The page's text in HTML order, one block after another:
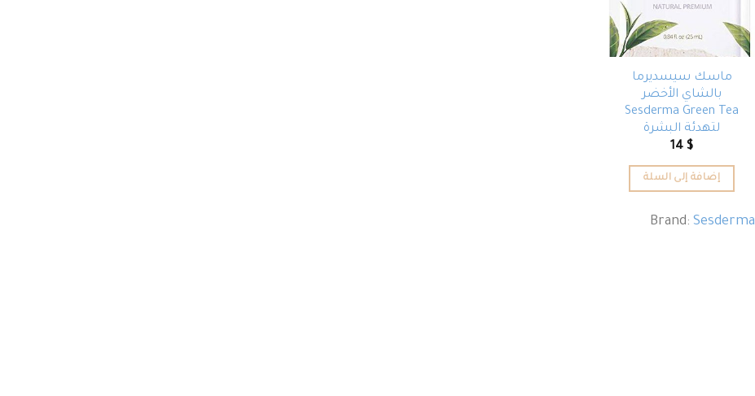
ماسك سيسديرما
بالشاي الأخضر
Sesderma Green Tea
لتهدئة البشرة
14 $
إضافة إلى السلة
Brand:Sesderma